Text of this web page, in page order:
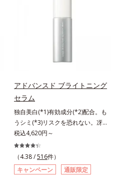
み(*6)などが現れている状態である
「透明感のなさ」が現れることで大
人の肌印象に大きな影響を与えてい
ることが分かりました。そこでオル
ビスユー ドットシリーズは美容成
ら配合している美白有効成分「トラ
ネキサム酸」を配合しました。さら
に、シリーズ共通の美容成分(*7)
「GLルートブースター(*9)」を配合
することで、肌のふっくら感や透明
感を叶えます。美白ケアしながら多
角的なエイジングケアが叶うシリー
ズに。3ステップで上向き(*10)のハ
リと透明感を。効果的なシナジー設
アドバンスド ブライトニング
セラム
独自美白(*1)有効成分(*2)配合。も
うシミ(*3)リスクを恐れない。冴え
わたる透明美肌(*4)へ。先端肌科学
が導く、透明感あふれる輝き(*4)
へ。今の自分の肌も未来の肌もあき
らめない、自分史上最高の冴えわた
る透明美肌(*4)を目指すには、美肌
税込4,620円～
（4.38 /516件）
キャンペーン
通販限定